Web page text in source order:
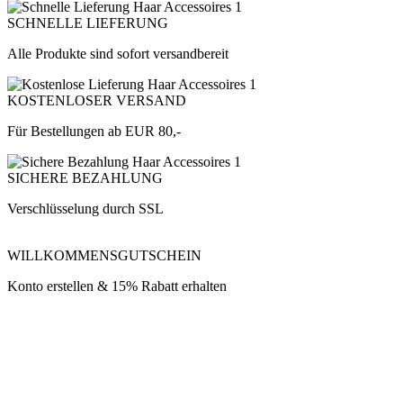
SCHNELLE LIEFERUNG
Alle Produkte sind sofort versandbereit
KOSTENLOSER VERSAND
Für Bestellungen ab EUR 80,-
SICHERE BEZAHLUNG
Verschlüsselung durch SSL
WILLKOMMENSGUTSCHEIN
Konto erstellen & 15% Rabatt erhalten